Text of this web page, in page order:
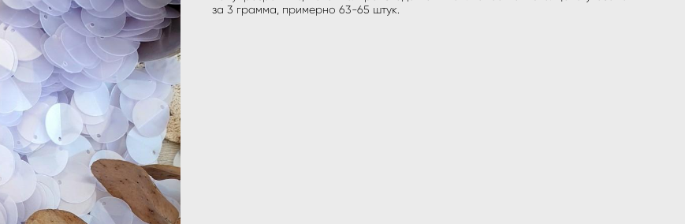
за 3 грамма, примерно 63-65 штук.